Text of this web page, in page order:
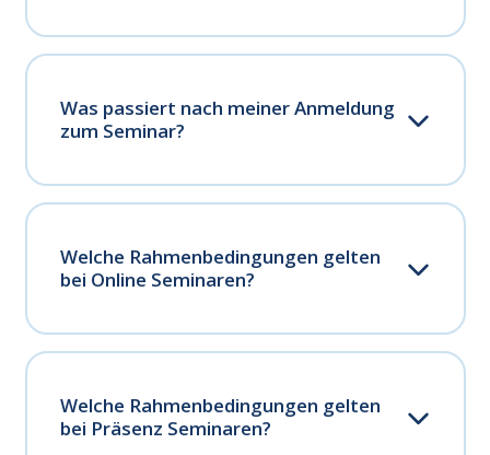
Was passiert nach meiner Anmeldung
zum Seminar?
Welche Rahmenbedingungen gelten
bei Online Seminaren?
Welche Rahmenbedingungen gelten
bei Präsenz Seminaren?